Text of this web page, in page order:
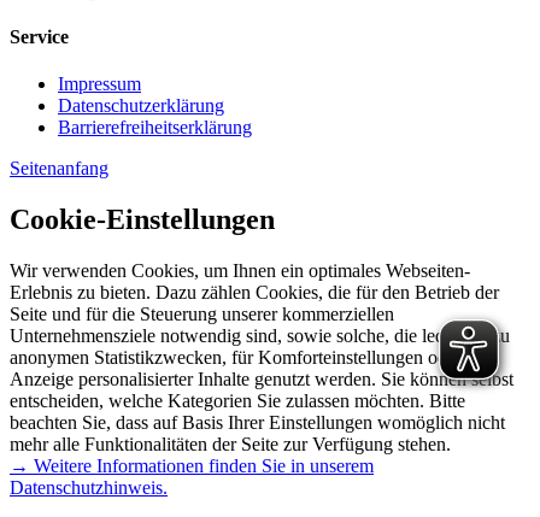
Service
Impressum
Datenschutzerklärung
Barrierefreiheitserklärung
Seitenanfang
Cookie-Einstellungen
Wir verwenden Cookies, um Ihnen ein optimales Webseiten-
Erlebnis zu bieten. Dazu zählen Cookies, die für den Betrieb der
Seite und für die Steuerung unserer kommerziellen
Unternehmensziele notwendig sind, sowie solche, die lediglich zu
anonymen Statistikzwecken, für Komforteinstellungen oder zur
Anzeige personalisierter Inhalte genutzt werden. Sie können selbst
entscheiden, welche Kategorien Sie zulassen möchten. Bitte
beachten Sie, dass auf Basis Ihrer Einstellungen womöglich nicht
mehr alle Funktionalitäten der Seite zur Verfügung stehen.
→ Weitere Informationen finden Sie in unserem
Datenschutzhinweis.